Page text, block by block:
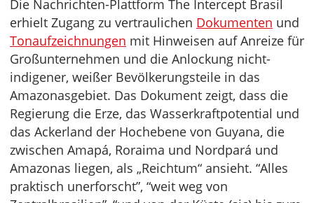
Die Nachrichten-Plattform The Intercept Brasil
erhielt Zugang zu vertraulichen Dokumenten und
Tonaufzeichnungen mit Hinweisen auf Anreize für
Großunternehmen und die Anlockung nicht-
indigener, weißer Bevölkerungsteile in das
Amazonasgebiet. Das Dokument zeigt, dass die
Regierung die Erze, das Wasserkraftpotential und
das Ackerland der Hochebene von Guyana, die
zwischen Amapá, Roraima und Nordpará und
Amazonas liegen, als „Reichtum“ ansieht. “Alles
praktisch unerforscht”, “weit weg von